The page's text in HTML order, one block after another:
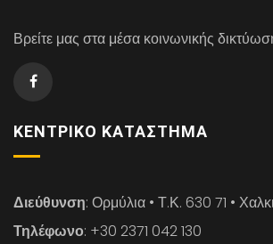
Βρείτε μας στα μέσα κοινωνικής
ΚΕΝΤΡΙΚΌ ΚΑΤΆΣΤΗΜΑ
Διεύθυνση: Ορμύλια • Τ.Κ. 630 71 •
Τηλέφωνο: +30 2371 042 130